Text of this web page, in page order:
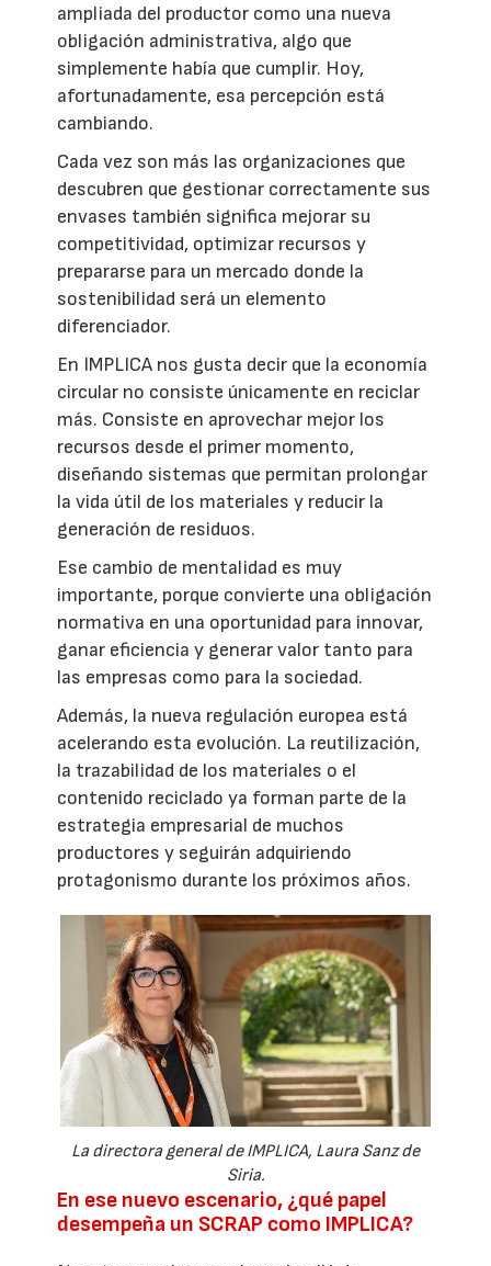
ampliada del productor como una nueva
obligación administrativa, algo que
simplemente había que cumplir. Hoy,
afortunadamente, esa percepción está
cambiando.
Cada vez son más las organizaciones que
descubren que gestionar correctamente sus
envases también significa mejorar su
competitividad, optimizar recursos y
prepararse para un mercado donde la
sostenibilidad será un elemento
diferenciador.
En IMPLICA nos gusta decir que la economía
circular no consiste únicamente en reciclar
más. Consiste en aprovechar mejor los
recursos desde el primer momento,
diseñando sistemas que permitan prolongar
la vida útil de los materiales y reducir la
generación de residuos.
Ese cambio de mentalidad es muy
importante, porque convierte una obligación
normativa en una oportunidad para innovar,
ganar eficiencia y generar valor tanto para
las empresas como para la sociedad.
Además, la nueva regulación europea está
acelerando esta evolución. La reutilización,
la trazabilidad de los materiales o el
contenido reciclado ya forman parte de la
estrategia empresarial de muchos
productores y seguirán adquiriendo
protagonismo durante los próximos años.
La directora general de IMPLICA, Laura Sanz de
Siria.
En ese nuevo escenario, ¿qué papel
desempeña un SCRAP como IMPLICA?